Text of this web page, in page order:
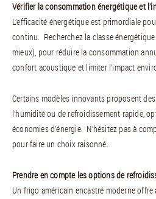
Vérifier la consommation énergétique et
L’efficacité énergétique est primordiale
continu. Recherchez la classe
mieux), pour réduire la consommation
confort acoustique et limiter l’impact
Certains modèles innovants proposent
l’humidité ou de refroidissement rapide,
économies d’énergie. N’hésitez pas à
pour faire un choix raisonné.
Prendre en compte les options de
Un frigo américain encastré moderne